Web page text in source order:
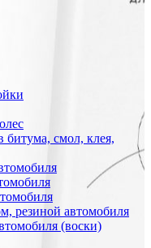
битума, смол, клея,
резиной автомобиля
(воски)